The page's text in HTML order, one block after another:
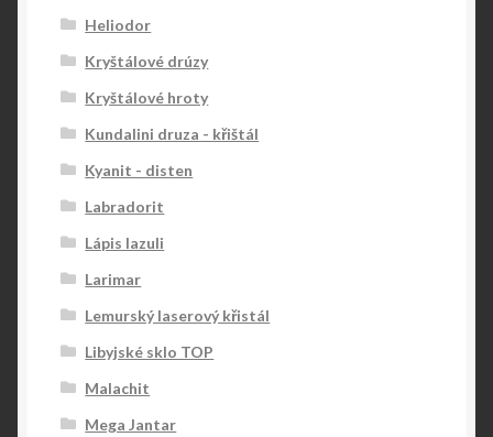
Heliodor
Kryštálové drúzy
Kryštálové hroty
Kundalini druza - křištál
Kyanit - disten
Labradorit
Lápis lazuli
Larimar
Lemurský laserový křistál
Libyjské sklo TOP
Malachit
Mega Jantar